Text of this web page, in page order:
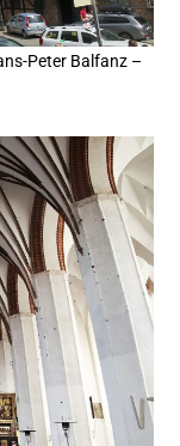
Peter Balfanz –